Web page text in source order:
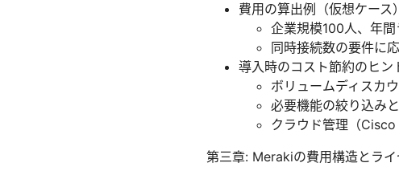
費用の算出例（仮想ケース）
企業規模100人、年
同時接続数の要件に
導入時のコスト節約のヒン
ボリュームディスカ
必要機能の絞り込み
クラウド管理（
第三章: Merakiの費用構造とラ